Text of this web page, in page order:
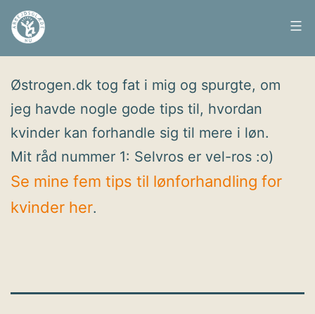
Fortsæt
Arbejdsglæde
Udgivet
Østrogen.dk tog fat i mig og spurgte, om
jeg havde nogle gode tips til, hvordan
kvinder kan forhandle sig til mere i løn.
Mit råd nummer 1: Selvros er vel-ros :o)
Se mine fem tips til lønforhandling for
kvinder her.